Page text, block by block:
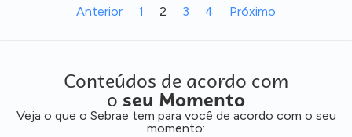
Anterior 1 2 3 4 Próximo
Conteúdos de acordo com
o seu Momento
Veja o que o Sebrae tem para você de acordo com o seu
momento: